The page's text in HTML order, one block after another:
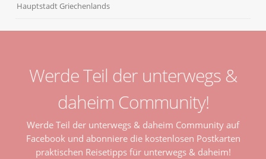
Hauptstadt Griechenlands
Werde Teil der unterwegs &
daheim Community!
Werde Teil der unterwegs & daheim Community auf
Facebook und abonniere die kostenlosen Postkarten
praktischen Reisetipps für unterwegs & daheim!